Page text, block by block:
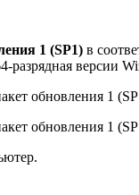
1 (SP1) в
разрядная версии
обновления 1
обновления 1